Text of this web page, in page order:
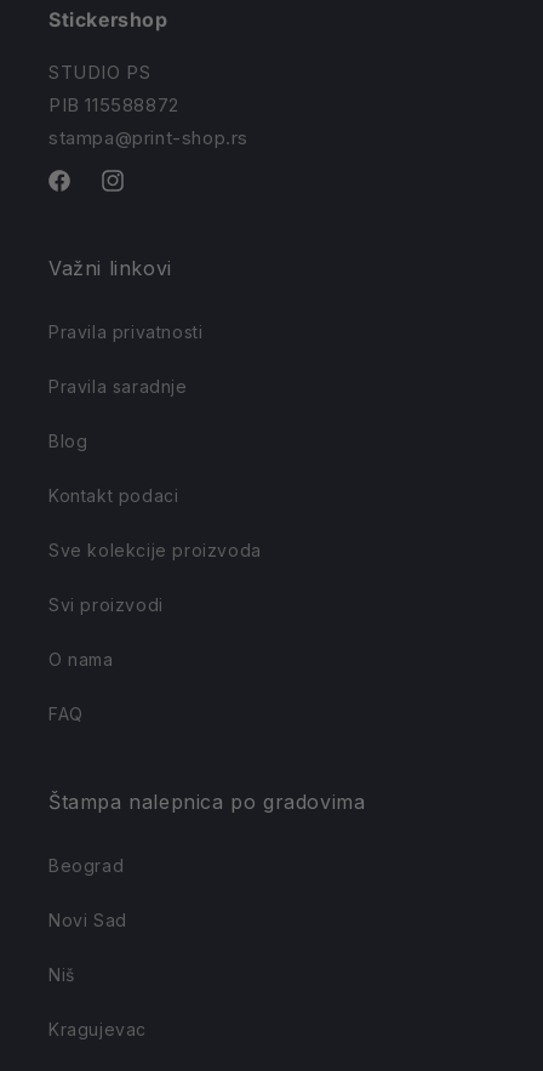
Stickershop
STUDIO PS
PIB 115588872
stampa@print-shop.rs
FacebookInstagram
Važni linkovi
Pravila privatnosti
Pravila saradnje
Blog
Kontakt podaci
Sve kolekcije proizvoda
Svi proizvodi
O nama
FAQ
Štampa nalepnica po gradovima
Beograd
Novi Sad
Niš
Kragujevac